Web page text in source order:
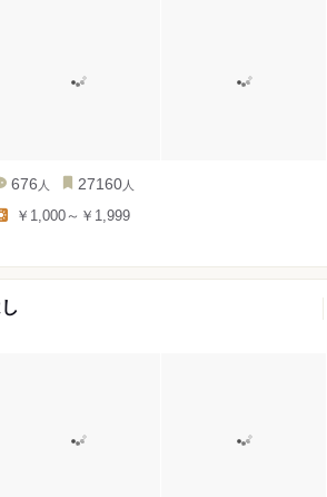
676 人 27160 人
￥1,000～￥1,999